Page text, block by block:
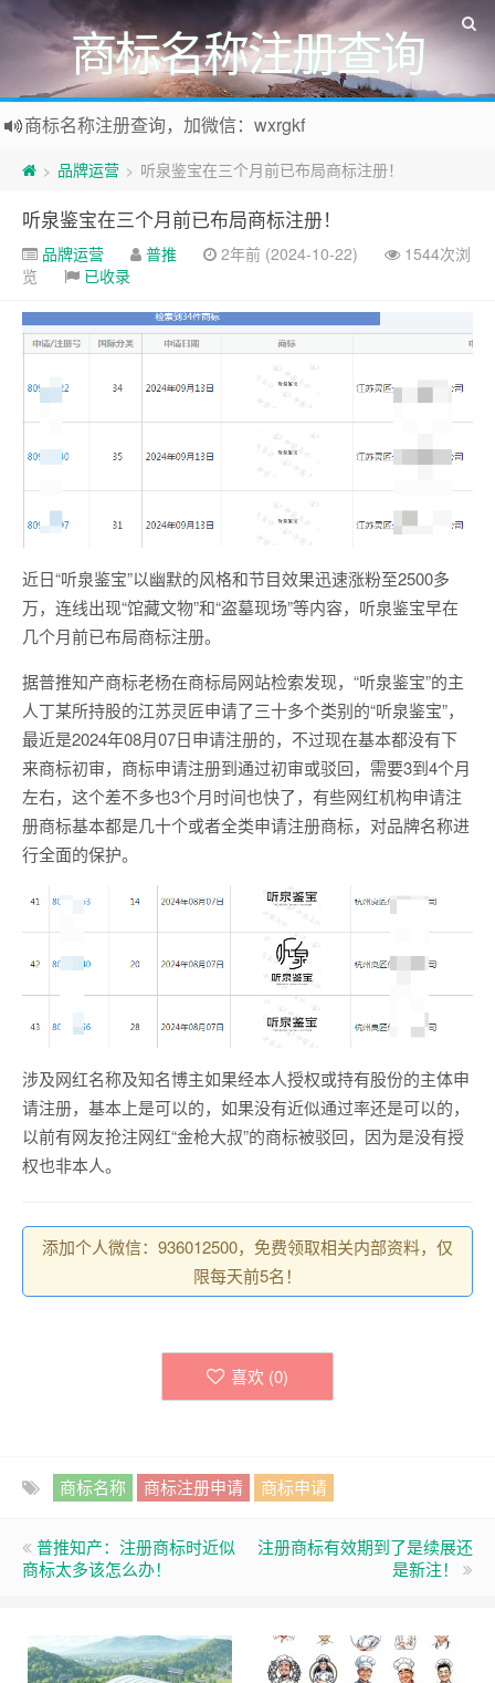
商标名称注册查询
商标名称注册查询，加微信：wxrgkf
商标注册和购买，加微信：wxrgkf
> 品牌运营 > 听泉鉴宝在三个月前已布局商标注册！
听泉鉴宝在三个月前已布局商标注册！
品牌运营 普推 2年前 (2024-10-22)
1544次浏
览
已收录
近日“听泉鉴宝”以幽默的风格和节目效果迅速涨粉至2500多
万，连线出现“馆藏文物”和“盗墓现场”等内容，听泉鉴宝早在
几个月前已布局商标注册。
据普推知产商标老杨在商标局网站检索发现，“听泉鉴宝”的主
人丁某所持股的江苏灵匠申请了三十多个类别的“听泉鉴宝”，
最近是2024年08月07日申请注册的，不过现在基本都没有下
来商标初审，商标申请注册到通过初审或驳回，需要3到4个月
左右，这个差不多也3个月时间也快了，有些网红机构申请注
册商标基本都是几十个或者全类申请注册商标，对品牌名称进
行全面的保护。
涉及网红名称及知名博主如果经本人授权或持有股份的主体申
请注册，基本上是可以的，如果没有近似通过率还是可以的，
以前有网友抢注网红“金枪大叔”的商标被驳回，因为是没有授
权也非本人。
添加个人微信：936012500，免费领取相关内部资料，仅
限每天前5名！
喜欢 (0)
商标名称 商标注册申请 商标申请
普推知产：注册商标时近似
商标太多该怎么办！
注册商标有效期到了是续展还
是新注！